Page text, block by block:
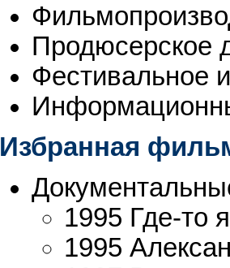
Продюсерское
Фестивальное
Избранная
1995 Где-то
1995